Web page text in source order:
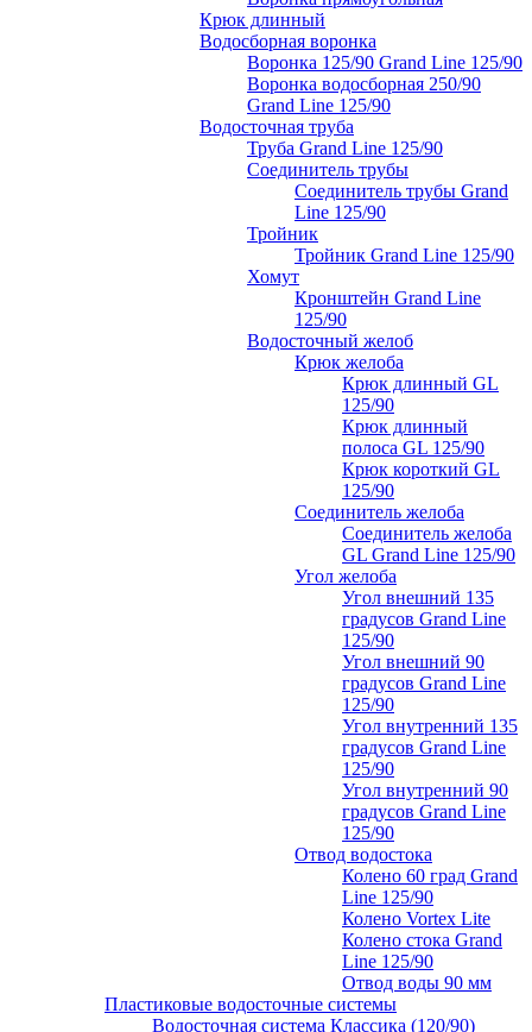
Крюк длинный
Водосборная воронка
Воронка 125/90 Grand Line 125/90
Воронка водосборная 250/90
Grand Line 125/90
Водосточная труба
Труба Grand Line 125/90
Соединитель трубы
Соединитель трубы Grand
Line 125/90
Тройник
Тройник Grand Line 125/90
Хомут
Кронштейн Grand Line
125/90
Водосточный желоб
Крюк желоба
Крюк длинный GL
125/90
Крюк длинный
полоса GL 125/90
Крюк короткий GL
125/90
Соединитель желоба
Соединитель желоба
GL Grand Line 125/90
Угол желоба
Угол внешний 135
градусов Grand Line
125/90
Угол внешний 90
градусов Grand Line
125/90
Угол внутренний 135
градусов Grand Line
125/90
Угол внутренний 90
градусов Grand Line
125/90
Отвод водостока
Колено 60 град Grand
Line 125/90
Колено Vortex Lite
Колено стока Grand
Line 125/90
Отвод воды 90 мм
Пластиковые водосточные системы
Водосточная система Классика (120/90)